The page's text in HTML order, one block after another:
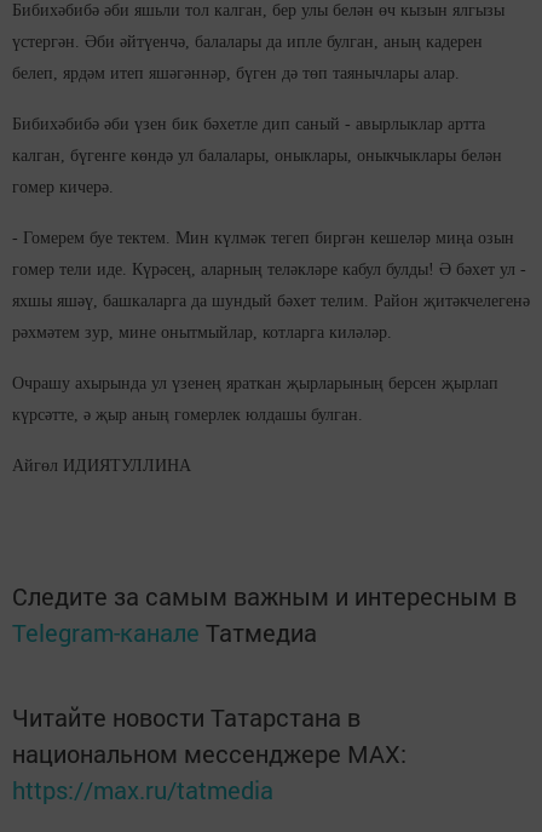
Бибихәбибә әби яшьли тол калган, бер улы белән өч кызын ялгызы
үстергән. Әби әйтүенчә, балалары да ипле булган, аның кадерен
белеп, ярдәм итеп яшәгәннәр, бүген дә төп таянычлары алар.
Бибихәбибә әби үзен бик бәхетле дип саный - авырлыклар артта
калган, бүгенге көндә ул балалары, оныклары, оныкчыклары белән
гомер кичерә.
- Гомерем буе тектем. Мин күлмәк тегеп биргән кешеләр миңа озын
гомер тели иде. Күрәсең, аларның теләкләре кабул булды! Ә бәхет ул -
яхшы яшәү, башкаларга да шундый бәхет телим. Район җитәкчелегенә
рәхмәтем зур, мине онытмыйлар, котларга киләләр.
Очрашу ахырында ул үзенең яраткан җырларының берсен җырлап
күрсәтте, ә җыр аның гомерлек юлдашы булган.
Айгөл ИДИЯТУЛЛИНА
Следите за самым важным и интересным в
Telegram-канале Татмедиа
Читайте новости Татарстана в
национальном мессенджере MАХ:
https://max.ru/tatmedia